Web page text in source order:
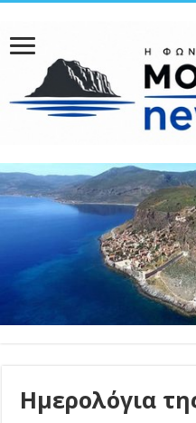
Ημερολόγια